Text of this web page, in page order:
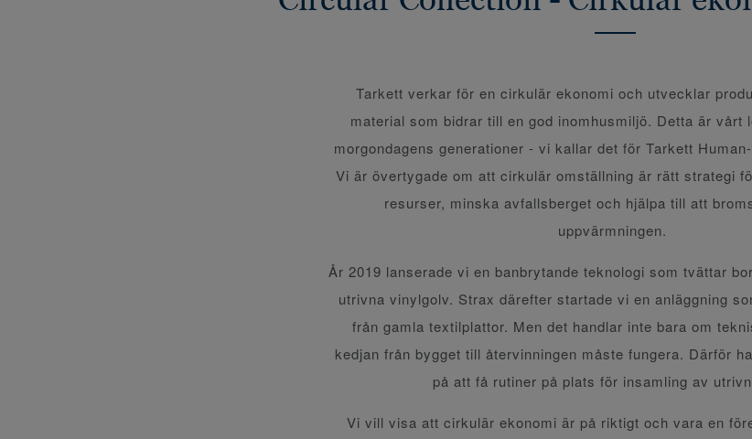
Tarkett verkar för en cirkulär ekonomi och utvecklar
material som bidrar till en god inomhusmiljö. Detta är vårt
morgondagens generationer - vi kallar det för Tarkett
Vi är övertygade om att cirkulär omställning är rätt strategi
resurser, minska avfallsberget och hjälpa till att
uppvärmningen.
År 2019 lanserade vi en banbrytande teknologi som tvättar
utrivna vinylgolv. Strax därefter startade vi en anläggning
från gamla textilplattor. Men det handlar inte bara om
kedjan från bygget till återvinningen måste fungera. Därför
på att få rutiner på plats för insamling av
Vi vill visa att cirkulär ekonomi är på riktigt och vara en